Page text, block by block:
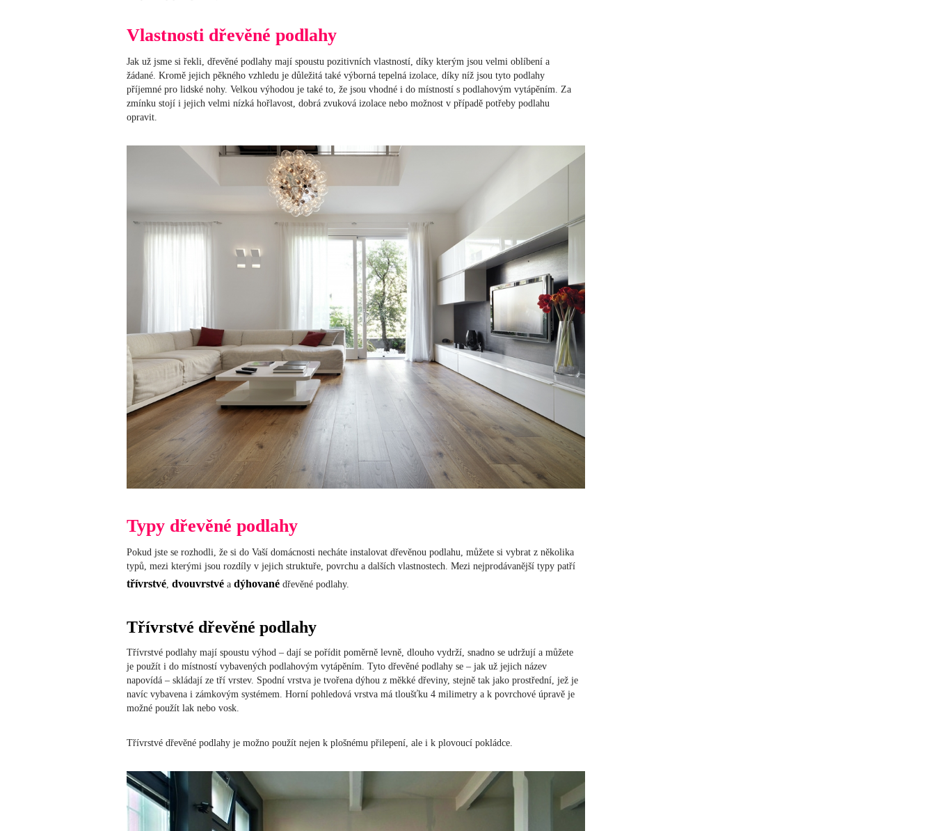
Vlastnosti dřevěné podlahy
Jak už jsme si řekli, dřevěné podlahy mají spoustu pozitivních vlastností, díky kterým jsou velmi oblíbení a
žádané. Kromě jejich pěkného vzhledu je důležitá také výborná tepelná izolace, díky níž jsou tyto podlahy
příjemné pro lidské nohy. Velkou výhodou je také to, že jsou vhodné i do místností s podlahovým vytápěním. Za
zmínku stojí i jejich velmi nízká hořlavost, dobrá zvuková izolace nebo možnost v případě potřeby podlahu
opravit.
Typy dřevěné podlahy
Pokud jste se rozhodli, že si do Vaší domácnosti necháte instalovat dřevěnou podlahu, můžete si vybrat z několika
typů, mezi kterými jsou rozdíly v jejich struktuře, povrchu a dalších vlastnostech. Mezi nejprodávanější typy patří
třívrstvé dvouvrstvé a dýhované dřevěné podlahy.
Třívrstvé dřevěné podlahy
Třívrstvé podlahy mají spoustu výhod – dají se pořídit poměrně levně, dlouho vydrží, snadno se udržují a můžete
je použít i do místností vybavených podlahovým vytápěním. Tyto dřevěné podlahy se – jak už jejich název
napovídá – skládají ze tří vrstev. Spodní vrstva je tvořena dýhou z měkké dřeviny, stejně tak jako prostřední, jež je
navíc vybavena i zámkovým systémem. Horní pohledová vrstva má tloušťku 4 milimetry a k povrchové úpravě je
možné použít lak nebo vosk.
Třívrstvé dřevěné podlahy je možno použít nejen k plošnému přilepení, ale i k plovoucí pokládce.